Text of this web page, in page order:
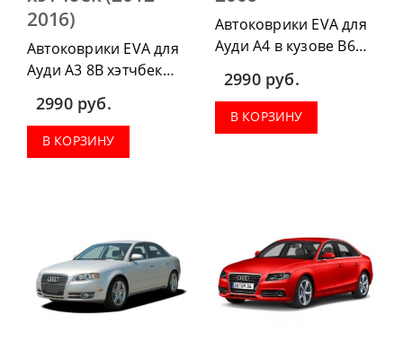
2016)
Автоковрики EVA для
Ауди А3 8В хэтчбек
приобрести в
комплектации:
водительский коврик,
2990 руб.
В КОРЗИНУ
Автоковрики EVA для
Ауди А4 в кузове В6
приобрести в
комплектации:
водительский коврик,
2990 руб.
В КОРЗИНУ